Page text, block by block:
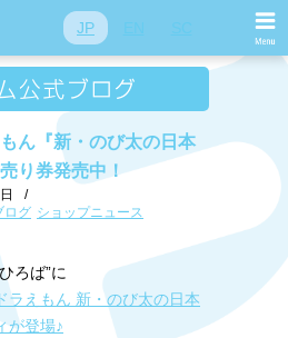
JP
ん『新・のび太の日本
り券発売中！
/
ログ ショップニュース
ろば”に
ラえもん 新・のび太の日本
が登場♪